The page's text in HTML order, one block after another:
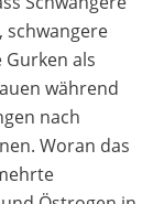
schwangere
als
während
nach
Woran das